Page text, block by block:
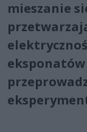
mieszanie